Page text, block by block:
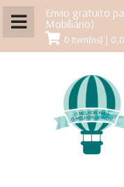
Envio gratuito
Mobiliário)
0 Item(ns) |